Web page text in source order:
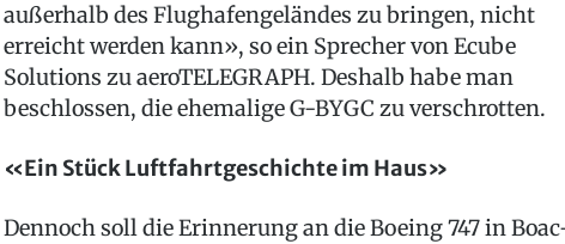
außerhalb des Flughafengeländes zu bringen, nicht
erreicht werden kann», so ein Sprecher von Ecube
Solutions zu aeroTELEGRAPH. Deshalb habe man
beschlossen, die ehemalige G-BYGC zu verschrotten.
«Ein Stück Luftfahrtgeschichte im Haus»
Dennoch soll die Erinnerung an die Boeing 747 in